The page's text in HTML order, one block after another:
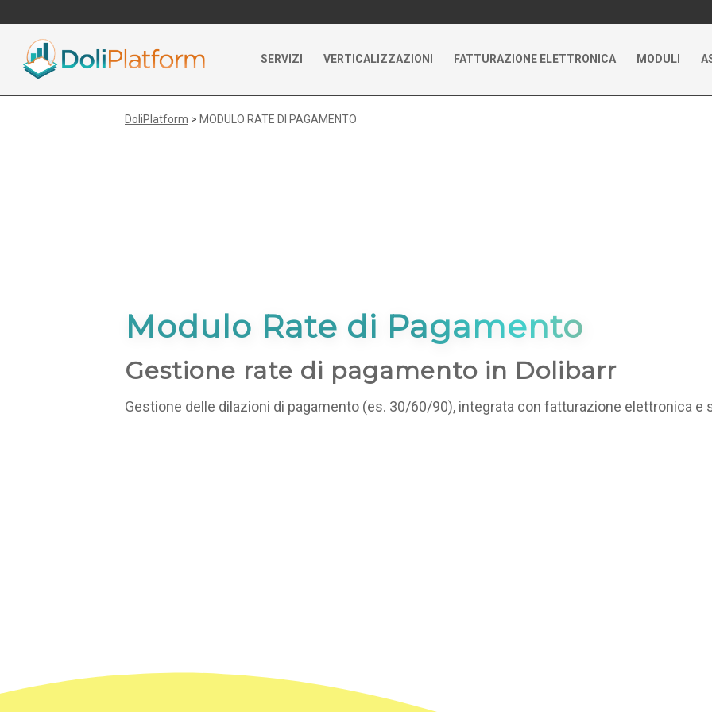
SERVIZI VERTICALIZZAZIONI FATTURAZIONE ELETTRONICA MODULI
DoliPlatform > MODULO RATE DI PAGAMENTO
Modulo Rate di Pagamento
Gestione rate di pagamento in Dolibarr
Gestione delle dilazioni di pagamento (es. 30/60/90), integrata con fatturazione elettronica e